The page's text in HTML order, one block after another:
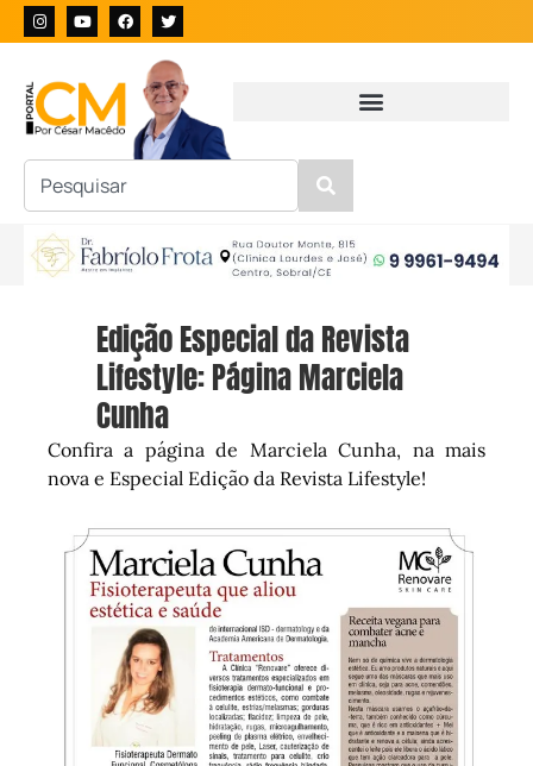
Edição Especial da Revista
Lifestyle: Página Marciela
Cunha
Confira a página de Marciela Cunha, na mais
nova e Especial Edição da Revista Lifestyle!